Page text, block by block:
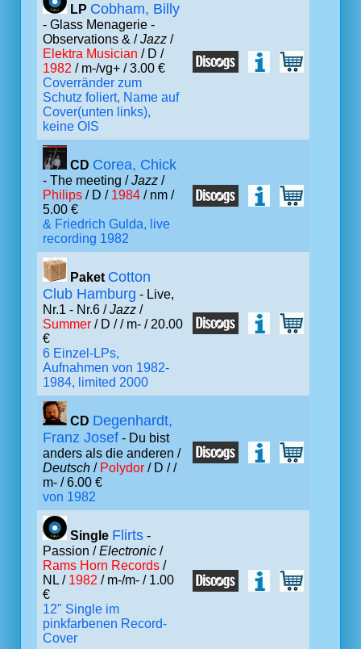
LP Cobham, Billy
- Glass Menagerie -
Observations & /Jazz /
Elektra Musician / D /
1982 / m-/vg+ / 3.00 €
Coverränder zum
Schutz foliert, Name auf
Cover(unten links),
keine OIS
CD Corea, Chick
- The meeting /Jazz /
Philips / D / 1984 / nm /
5.00 €
& Friedrich Gulda, live
recording 1982
Paket Cotton
Club Hamburg - Live,
Nr.1 - Nr.6 /Jazz /
Summer / D // m- / 20.00
€
6 Einzel-LPs,
Aufnahmen von 1982-
1984, limited 2000
CD Degenhardt,
Franz Josef - Du bist
anders als die anderen /
Deutsch / Polydor / D //
m- / 6.00 €
von 1982
Single Flirts -
Passion /Electronic /
Rams Horn Records /
NL / 1982 / m-/m- / 1.00
€
12" Single im
pinkfarbenen Record-
Cover